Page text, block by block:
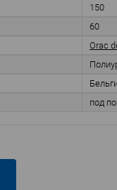
150
60
Orac
под